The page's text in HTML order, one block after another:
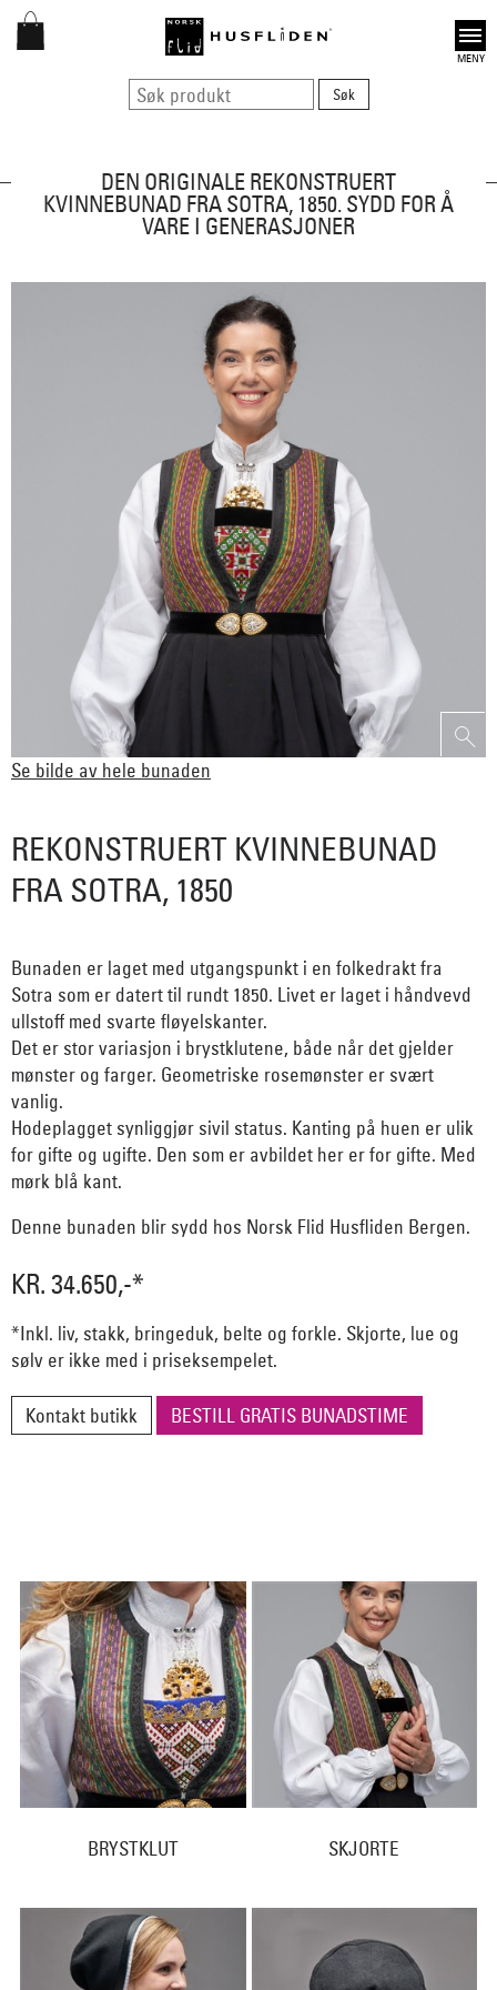
Open
DEN ORIGINALE REKONSTRUERT
KVINNEBUNAD FRA SOTRA, 1850. SYDD FOR Å
VARE I GENERASJONER
Se bilde av hele bunaden
REKONSTRUERT KVINNEBUNAD
FRA SOTRA, 1850
Bunaden er laget med utgangspunkt i en folkedrakt fra
Sotra som er datert til rundt 1850. Livet er laget i håndvevd
ullstoff med svarte fløyelskanter.
Det er stor variasjon i brystklutene, både når det gjelder
mønster og farger. Geometriske rosemønster er svært
vanlig.
Hodeplagget synliggjør sivil status. Kanting på huen er ulik
for gifte og ugifte. Den som er avbildet her er for gifte. Med
mørk blå kant.
Denne bunaden blir sydd hos Norsk Flid Husfliden Bergen.
KR. 34.650,-*
*Inkl. liv, stakk, bringeduk, belte og forkle. Skjorte, lue og
sølv er ikke med i priseksempelet.
Kontakt butikk BESTILL GRATIS BUNADSTIME
BRYSTKLUT SKJORTE